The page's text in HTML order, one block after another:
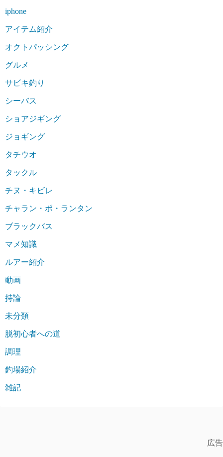
iphone
アイテム紹介
オクトパッシング
グルメ
サビキ釣り
シーバス
ショアジギング
ジョギング
タチウオ
タックル
チヌ・キビレ
チャラン・ポ・ランタン
ブラックバス
マメ知識
ルアー紹介
動画
持論
未分類
脱初心者への道
調理
釣場紹介
雑記
広告